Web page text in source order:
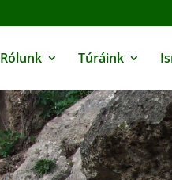
Rólunk Túráink